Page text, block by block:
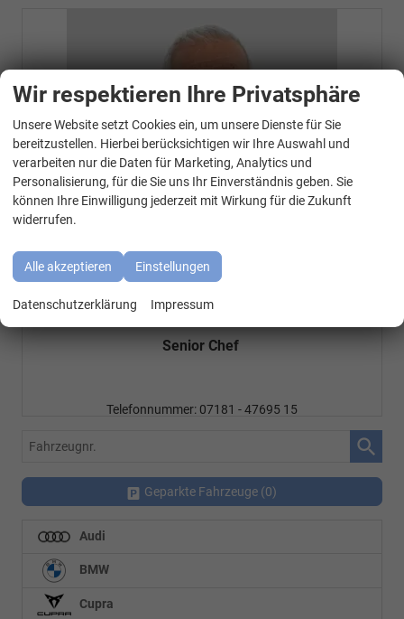
Özen Özkara
Senior Chef
Telefonnummer: 07181 - 47695 15
Fahrzeugnr.
Geparkte Fahrzeuge (0)
Audi
BMW
Cupra
Wir respektieren Ihre Privatsphäre
Unsere Website setzt Cookies ein, um unsere Dienste für Sie
bereitzustellen. Hierbei berücksichtigen wir Ihre Auswahl und
verarbeiten nur die Daten für Marketing, Analytics und
Personalisierung, für die Sie uns Ihr Einverständnis geben. Sie
können Ihre Einwilligung jederzeit mit Wirkung für die Zukunft
widerrufen.
Alle akzeptieren Einstellungen
Datenschutzerklärung Impressum